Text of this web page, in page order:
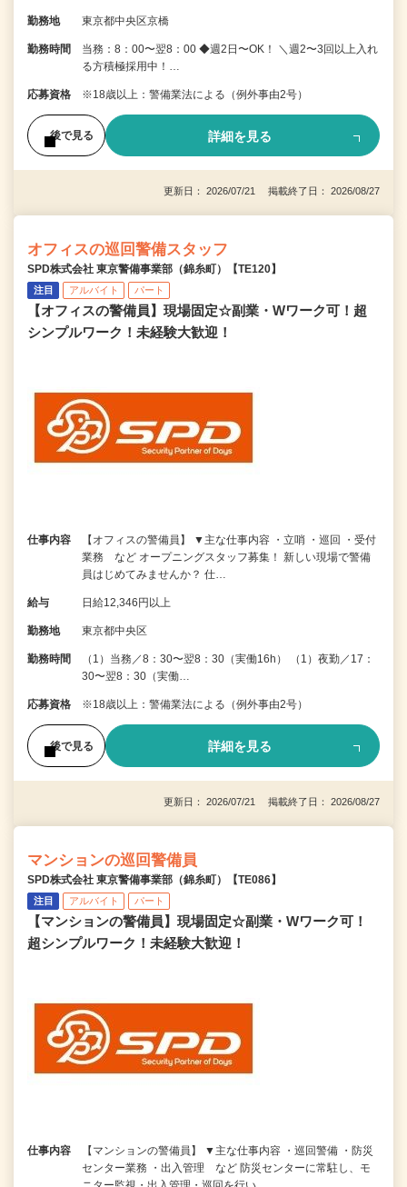
勤務地 東京都中央区京橋
勤務時間
当務：8：00〜翌8：00 ◆週2日〜OK！ ＼週2〜3回以上入れ
る方積極採用中！…
応募資格 ※18歳以上：警備業法による（例外事由2号）
後で見る 詳細を見る
更新日： 2026/07/21 掲載終了日： 2026/08/27
オフィスの巡回警備スタッフ
SPD株式会社 東京警備事業部（錦糸町）【TE120】
注目 アルバイト パート
【オフィスの警備員】現場固定☆副業・Wワーク可！超
シンプルワーク！未経験大歓迎！
仕事内容
【オフィスの警備員】 ▼主な仕事内容 ・立哨 ・巡回 ・受付
業務 など オープニングスタッフ募集！ 新しい現場で警備
員はじめてみませんか？ 仕…
給与 日給12,346円以上
勤務地 東京都中央区
勤務時間
（1）当務／8：30〜翌8：30（実働16h） （1）夜勤／17：
30〜翌8：30（実働…
応募資格 ※18歳以上：警備業法による（例外事由2号）
後で見る 詳細を見る
更新日： 2026/07/21 掲載終了日： 2026/08/27
マンションの巡回警備員
SPD株式会社 東京警備事業部（錦糸町）【TE086】
注目 アルバイト パート
【マンションの警備員】現場固定☆副業・Wワーク可！
超シンプルワーク！未経験大歓迎！
仕事内容
【マンションの警備員】 ▼主な仕事内容 ・巡回警備 ・防災
センター業務 ・出入管理 など 防災センターに常駐し、モ